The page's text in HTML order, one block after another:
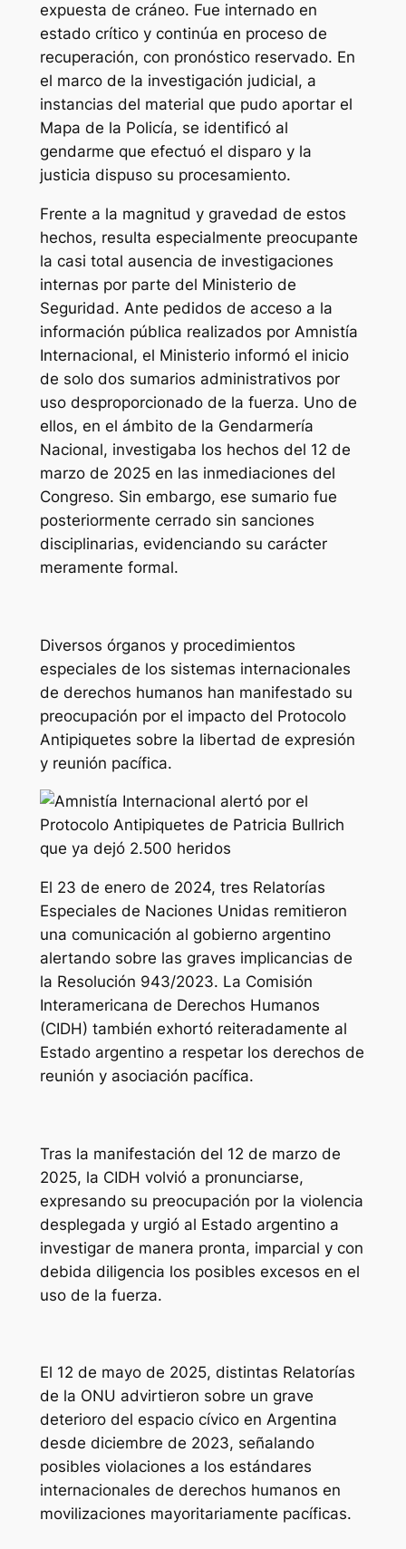
expuesta de cráneo. Fue internado en
estado crítico y continúa en proceso de
recuperación, con pronóstico reservado. En
el marco de la investigación judicial, a
instancias del material que pudo aportar el
Mapa de la Policía, se identificó al
gendarme que efectuó el disparo y la
justicia dispuso su procesamiento.
Frente a la magnitud y gravedad de estos
hechos, resulta especialmente preocupante
la casi total ausencia de investigaciones
internas por parte del Ministerio de
Seguridad. Ante pedidos de acceso a la
información pública realizados por Amnistía
Internacional, el Ministerio informó el inicio
de solo dos sumarios administrativos por
uso desproporcionado de la fuerza. Uno de
ellos, en el ámbito de la Gendarmería
Nacional, investigaba los hechos del 12 de
marzo de 2025 en las inmediaciones del
Congreso. Sin embargo, ese sumario fue
posteriormente cerrado sin sanciones
disciplinarias, evidenciando su carácter
meramente formal.
Diversos órganos y procedimientos
especiales de los sistemas internacionales
de derechos humanos han manifestado su
preocupación por el impacto del Protocolo
Antipiquetes sobre la libertad de expresión
y reunión pacífica.
El 23 de enero de 2024, tres Relatorías
Especiales de Naciones Unidas remitieron
una comunicación al gobierno argentino
alertando sobre las graves implicancias de
la Resolución 943/2023. La Comisión
Interamericana de Derechos Humanos
(CIDH) también exhortó reiteradamente al
Estado argentino a respetar los derechos de
reunión y asociación pacífica.
Tras la manifestación del 12 de marzo de
2025, la CIDH volvió a pronunciarse,
expresando su preocupación por la violencia
desplegada y urgió al Estado argentino a
investigar de manera pronta, imparcial y con
debida diligencia los posibles excesos en el
uso de la fuerza.
El 12 de mayo de 2025, distintas Relatorías
de la ONU advirtieron sobre un grave
deterioro del espacio cívico en Argentina
desde diciembre de 2023, señalando
posibles violaciones a los estándares
internacionales de derechos humanos en
movilizaciones mayoritariamente pacíficas.